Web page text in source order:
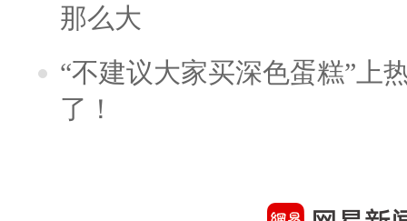
那么大
“不建议大家买深色蛋糕”上
了！